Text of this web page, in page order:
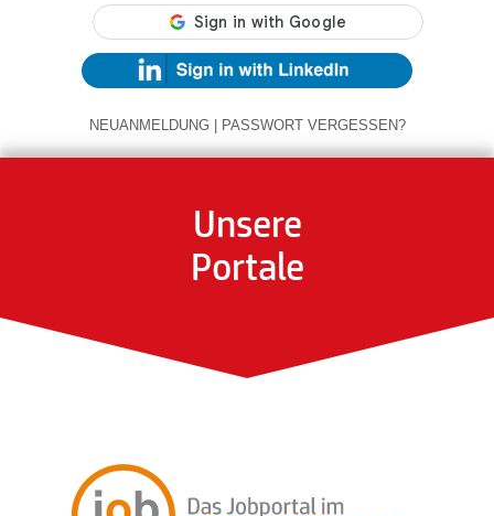
NEUANMELDUNG | PASSWORT VERGESSEN?
Unsere
Portale